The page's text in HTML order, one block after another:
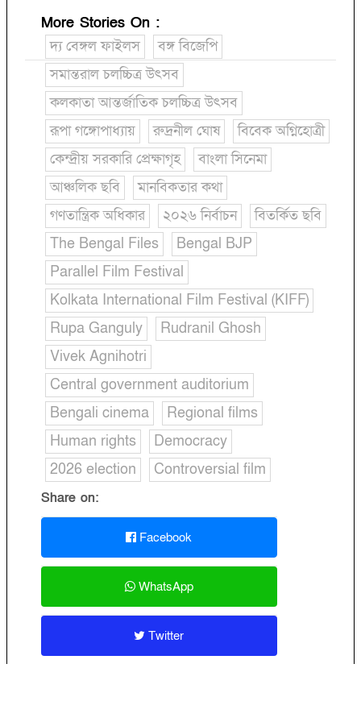
More Stories On :
দ্য বেঙ্গল ফাইলস
বঙ্গ বিজেপি
সমান্তরাল চলচ্চিত্র উৎসব
কলকাতা আন্তর্জাতিক চলচ্চিত্র উৎসব
রূপা গঙ্গোপাধ্যায়
রুদ্রনীল ঘোষ
বিবেক অগ্নিহোত্রী
কেন্দ্রীয় সরকারি প্রেক্ষাগৃহ
বাংলা সিনেমা
আঞ্চলিক ছবি
মানবিকতার কথা
গণতান্ত্রিক অধিকার
২০২৬ নির্বাচন
বিতর্কিত ছবি
The Bengal Files
Bengal BJP
Parallel Film Festival
Kolkata International Film Festival (KIFF)
Rupa Ganguly
Rudranil Ghosh
Vivek Agnihotri
Central government auditorium
Bengali cinema
Regional films
Human rights
Democracy
2026 election
Controversial film
Share on:
Facebook
WhatsApp
Twitter